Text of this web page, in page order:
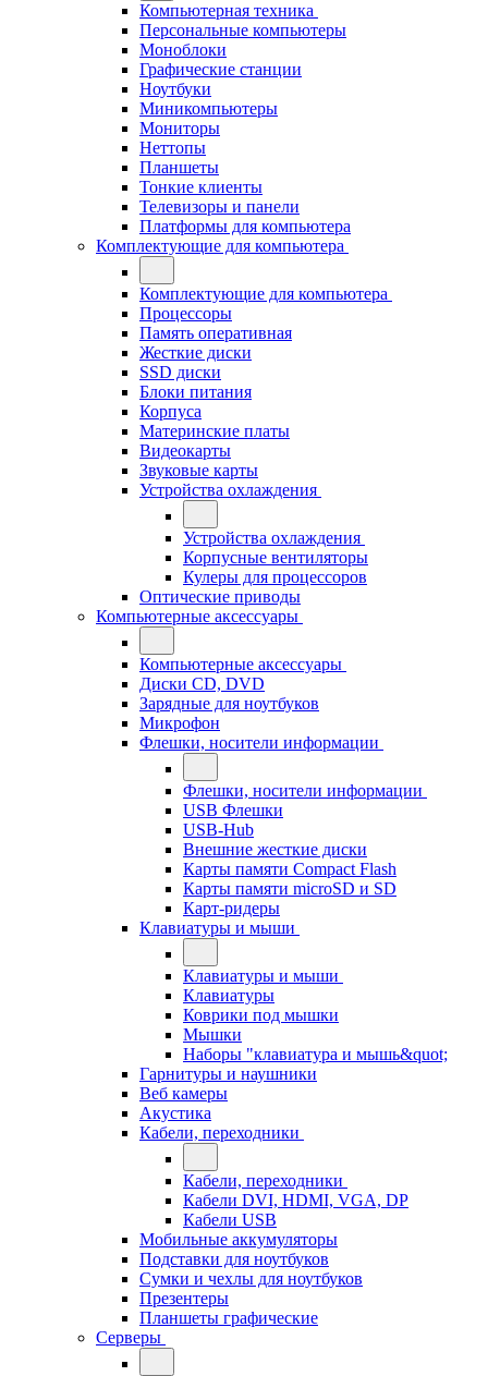
Компьютерная техника
Персональные компьютеры
Моноблоки
Графические станции
Ноутбуки
Миникомпьютеры
Мониторы
Неттопы
Планшеты
Тонкие клиенты
Телевизоры и панели
Платформы для компьютера
Комплектующие для компьютера
Комплектующие для компьютера
Процессоры
Память оперативная
Жесткие диски
SSD диски
Блоки питания
Корпуса
Материнские платы
Видеокарты
Звуковые карты
Устройства охлаждения
Устройства охлаждения
Корпусные вентиляторы
Кулеры для процессоров
Оптические приводы
Компьютерные аксессуары
Компьютерные аксессуары
Диски CD, DVD
Зарядные для ноутбуков
Микрофон
Флешки, носители информации
Флешки, носители информации
USB Флешки
USB-Hub
Внешние жесткие диски
Карты памяти Compact Flash
Карты памяти microSD и SD
Карт-ридеры
Клавиатуры и мыши
Клавиатуры и мыши
Клавиатуры
Коврики под мышки
Мышки
Наборы "клавиатура и мышь&quot;
Гарнитуры и наушники
Веб камеры
Акустика
Кабели, переходники
Кабели, переходники
Кабели DVI, HDMI, VGA, DP
Кабели USB
Мобильные аккумуляторы
Подставки для ноутбуков
Сумки и чехлы для ноутбуков
Презентеры
Планшеты графические
Серверы